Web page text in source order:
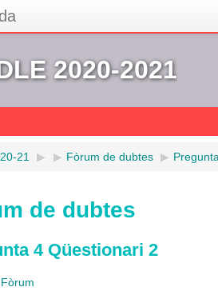
2020-2021
21 ▶︎ ▶︎ Fòrum de dubtes ▶︎
de dubtes
4 Qüestionari 2